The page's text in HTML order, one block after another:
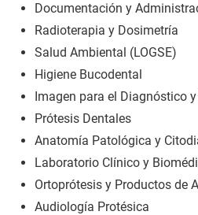
Documentación y
Radioterapia y Dosimetría
Salud Ambiental (LOGSE)
Higiene Bucodental
Imagen para el Diagnóstico
Prótesis Dentales
Anatomía Patológica y
Laboratorio Clínico y
Ortoprótesis y Productos de
Audiología Protésica